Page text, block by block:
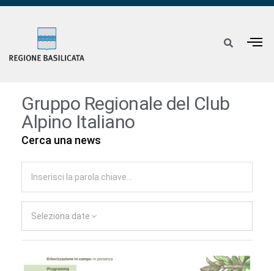
Gruppo Regionale del Club
Alpino Italiano
Cerca una news
Seleziona date